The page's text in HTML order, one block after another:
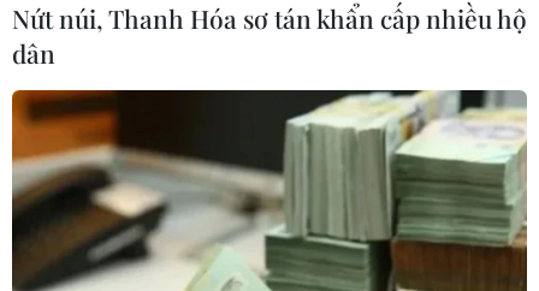
Nứt núi, Thanh Hóa sơ tán khẩn cấp nhiều hộ
dân